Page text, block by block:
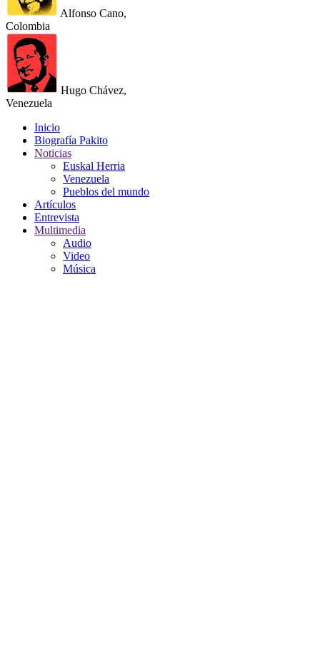
Alfonso Cano,
Colombia
Hugo Chávez,
Venezuela
Inicio
Biografía Pakito
Noticias
Euskal Herria
Venezuela
Pueblos del mundo
Artículos
Entrevista
Multimedia
Audio
Video
Música